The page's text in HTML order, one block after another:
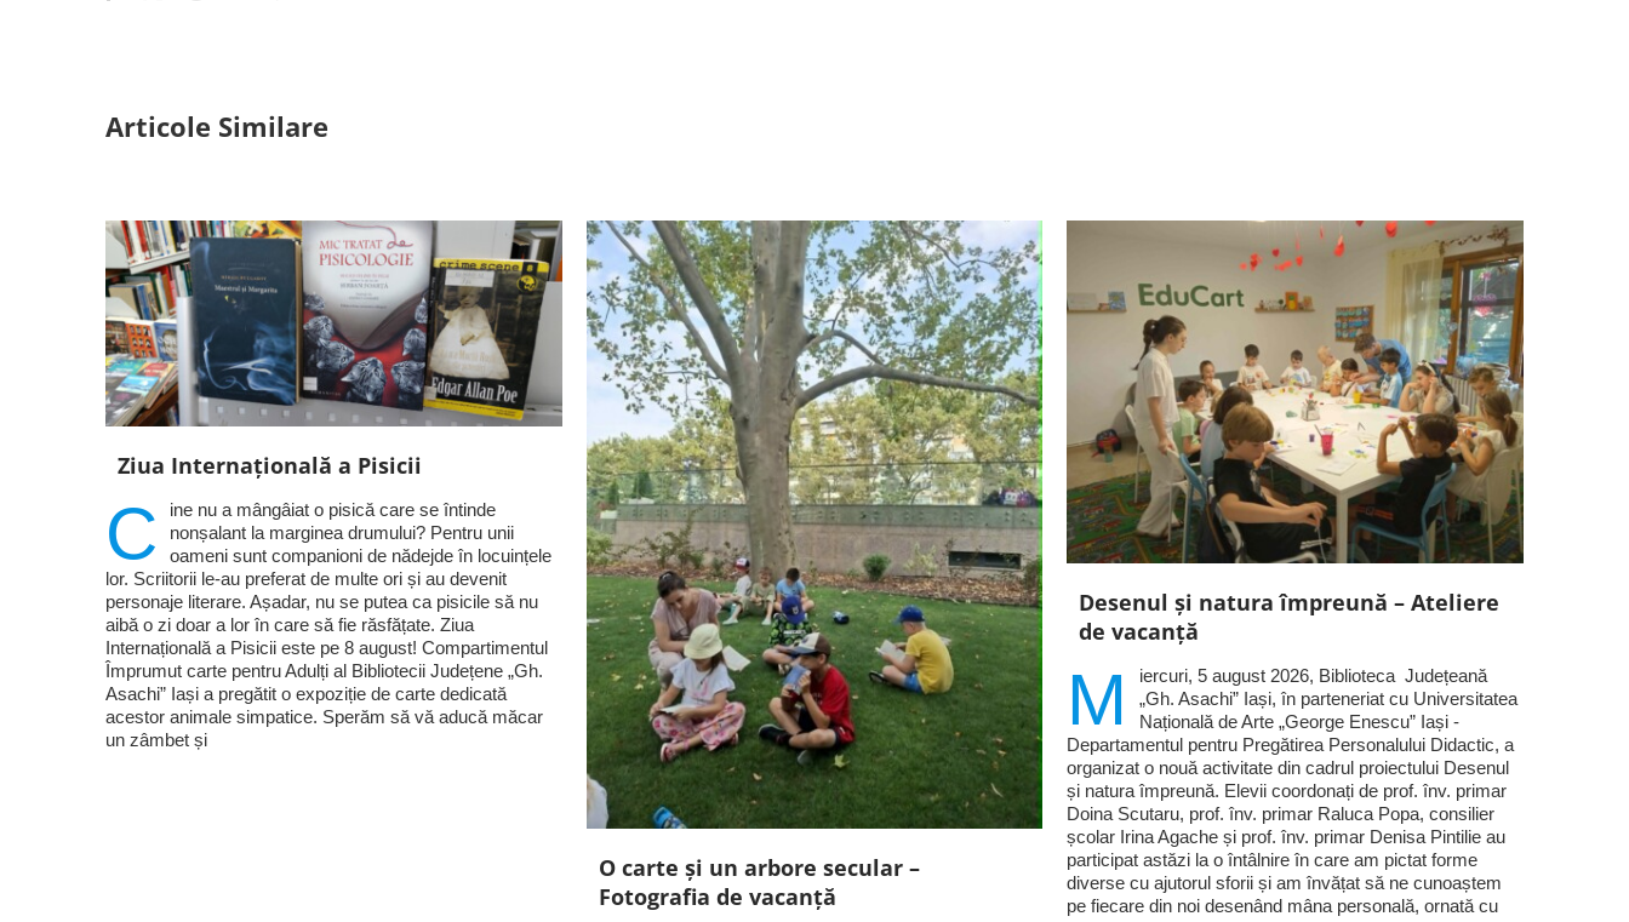
Articole Similare
Ziua Internațională a Pisicii
C
ine nu a mângâiat o pisică care se întinde
nonșalant la marginea drumului? Pentru unii
oameni sunt companioni de nădejde în locuințele
lor. Scriitorii le-au preferat de multe ori și au devenit
personaje literare. Așadar, nu se putea ca pisicile să nu
aibă o zi doar a lor în care să fie răsfățate. Ziua
Internațională a Pisicii este pe 8 august! Compartimentul
Împrumut carte pentru Adulți al Bibliotecii Județene „Gh.
Asachi” Iași a pregătit o expoziție de carte dedicată
acestor animale simpatice. Sperăm să vă aducă măcar
un zâmbet și
O carte și un arbore secular –
Fotografia de vacanță
Desenul și natura împreună – Ateliere
de vacanță
M
iercuri, 5 august 2026, Biblioteca Județeană
„Gh. Asachi” Iași, în parteneriat cu Universitatea
Națională de Arte „George Enescu” Iași -
Departamentul pentru Pregătirea Personalului Didactic, a
organizat o nouă activitate din cadrul proiectului Desenul
și natura împreună. Elevii coordonați de prof. înv. primar
Doina Scutaru, prof. înv. primar Raluca Popa, consilier
școlar Irina Agache și prof. înv. primar Denisa Pintilie au
participat astăzi la o întâlnire în care am pictat forme
diverse cu ajutorul sforii și am învățat să ne cunoaștem
pe fiecare din noi desenând mâna personală, ornată cu